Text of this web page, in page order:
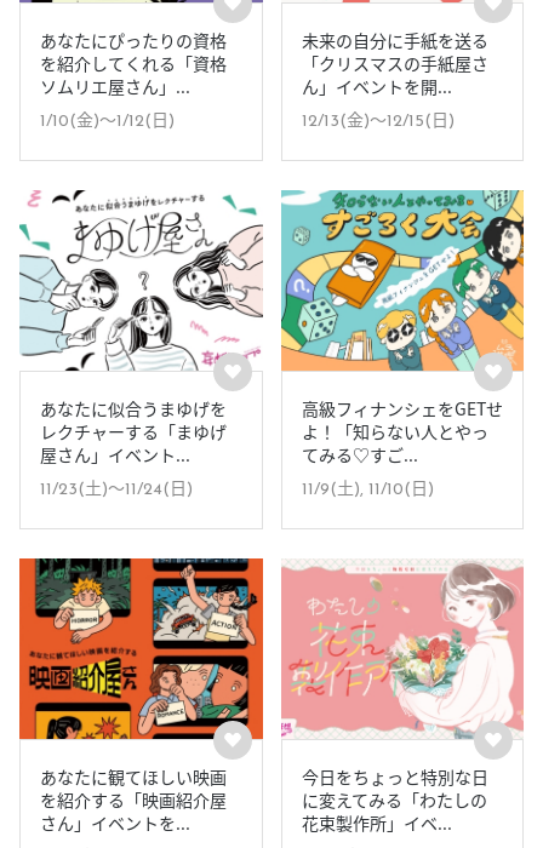
あなたにぴったりの資格
を紹介してくれる「資格
ソムリエ屋さん」...
1/10(金)〜1/12(日)
未来の自分に手紙を送る
「クリスマスの手紙屋さ
ん」イベントを開...
12/13(金)〜12/15(日)
あなたに似合うまゆげを
レクチャーする「まゆげ
屋さん」イベント...
11/23(土)〜11/24(日)
高級フィナンシェをGETせ
よ！「知らない人とやっ
てみる♡すご...
11/9(土), 11/10(日)
あなたに観てほしい映画
を紹介する「映画紹介屋
さん」イベントを...
今日をちょっと特別な日
に変えてみる「わたしの
花束製作所」イベ...